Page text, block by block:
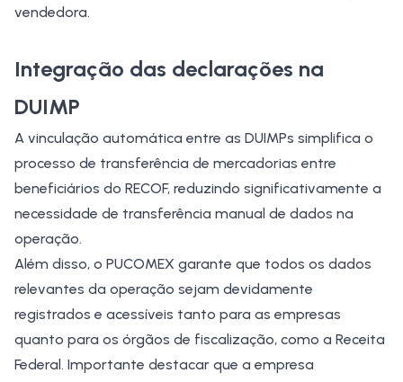
vendedora.
Integração das declarações na
DUIMP
A vinculação automática entre as DUIMPs simplifica o
processo de transferência de mercadorias entre
beneficiários do RECOF, reduzindo significativamente a
necessidade de transferência manual de dados na
operação.
Além disso, o PUCOMEX garante que todos os dados
relevantes da operação sejam devidamente
registrados e acessíveis tanto para as empresas
quanto para os órgãos de fiscalização, como a Receita
Federal. Importante destacar que a empresa